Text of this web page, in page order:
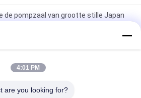
de pompzaal van grootte stille Japan
POM Nozzle Scent Diffuser
Elektrische Zaal Aromaverspreider met
4:01 PM
are you looking for?